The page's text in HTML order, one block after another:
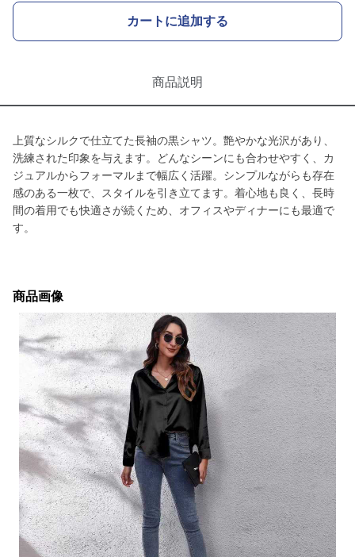
カートに追加する
商品説明
上質なシルクで仕立てた長袖の黒シャツ。艶やかな光沢があり、
洗練された印象を与えます。どんなシーンにも合わせやすく、カ
ジュアルからフォーマルまで幅広く活躍。シンプルながらも存在
感のある一枚で、スタイルを引き立てます。着心地も良く、長時
間の着用でも快適さが続くため、オフィスやディナーにも最適で
す。
商品画像